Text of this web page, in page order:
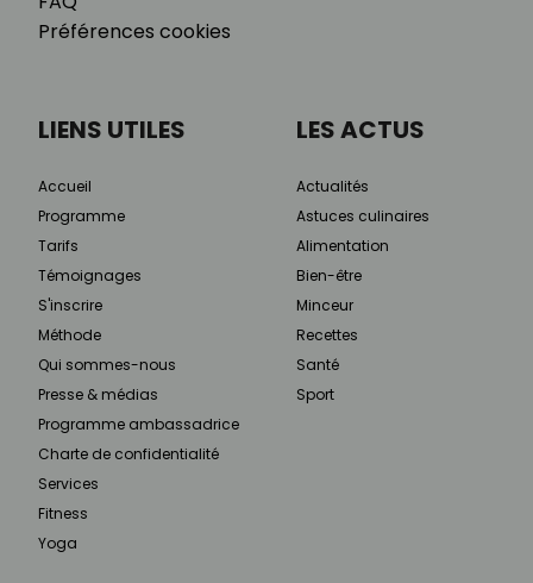
Préférences cookies
LIENS UTILES
Accueil
Programme
Tarifs
Témoignages
S'inscrire
Méthode
Qui sommes-nous
Presse & médias
Programme ambassadrice
Charte de confidentialité
Services
Fitness
Yoga
LES ACTUS
Actualités
Astuces culinaires
Alimentation
Bien-être
Minceur
Recettes
Santé
Sport